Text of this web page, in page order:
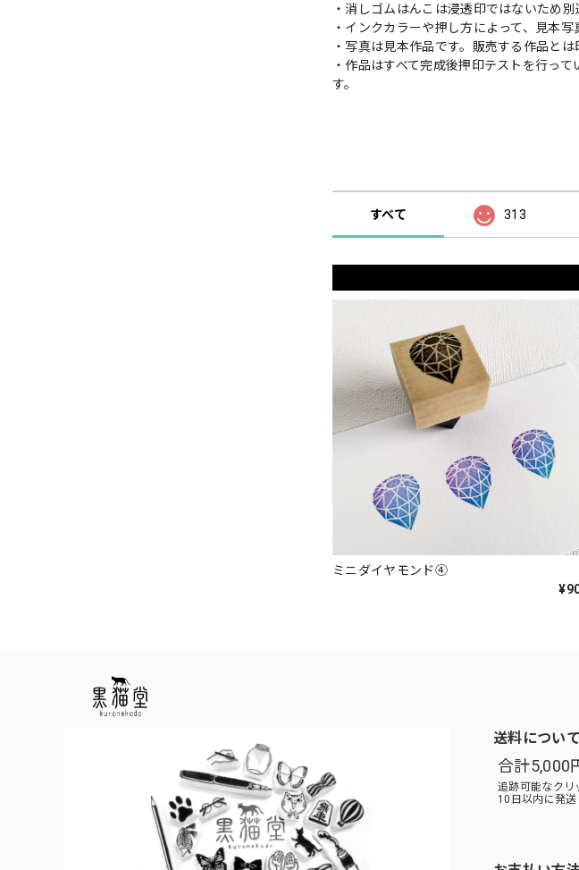
・消しゴムはんこは浸透印ではないため別
・インクカラーや押し方によって、見本
・写真は見本作品です。販売する作品と
・作品はすべて完成後押印テストを行っ
す。
すべて 313
ミニダイヤモンド④
送料について
合計5,000
追跡可能なクリ
10日以内に発